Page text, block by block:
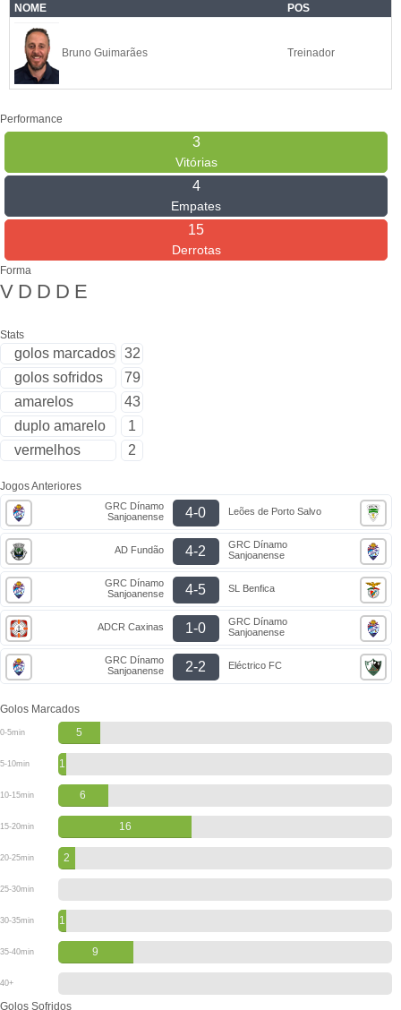
NOME POS
Bruno Guimarães Treinador
Performance
3
Vitórias
4
Empates
15
Derrotas
Forma
V D D D E
Stats
golos marcados 32
golos sofridos
79
amarelos
43
duplo amarelo
1
vermelhos
2
Jogos Anteriores
GRC Dínamo
Sanjoanense
4-0 Leões de Porto Salvo
AD Fundão 4-2
GRC Dínamo
Sanjoanense
GRC Dínamo
Sanjoanense
4-5 SL Benfica
ADCR Caxinas 1-0
GRC Dínamo
Sanjoanense
GRC Dínamo
Sanjoanense
2-2 Eléctrico FC
Golos Marcados
0-5min 5
5-10min 1
10-15min 6
15-20min 16
20-25min 2
25-30min
30-35min 1
35-40min 9
40+
Golos Sofridos